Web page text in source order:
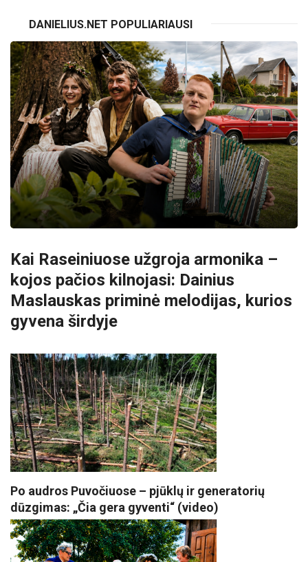
DANIELIUS.NET POPULIARIAUSI
Kai Raseiniuose užgroja armonika –
kojos pačios kilnojasi: Dainius
Maslauskas priminė melodijas, kurios
gyvena širdyje
Po audros Puvočiuose – pjūklų ir generatorių
dūzgimas: „Čia gera gyventi“ (video)